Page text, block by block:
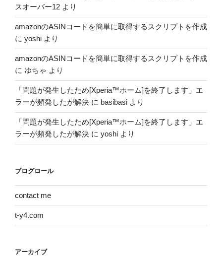
スオーバー12 より
amazonのASINコードを簡単に取得するスクリプトを作成
に yoshi より
amazonのASINコードを簡単に取得するスクリプトを作成
に ゆちゃ より
「問題が発生したため[Xperia™ホーム]を終了します」エ
ラーが頻発したが解決 に basibasi より
「問題が発生したため[Xperia™ホーム]を終了します」エ
ラーが頻発したが解決 に yoshi より
ブログロール
contact me
t-y4.com
アーカイブ